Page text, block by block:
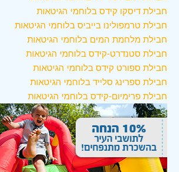
חבילת דיסקו קידס בלוחמי הגיטאות
חבילת טרמפולינו בייביס בלוחמי הגיטאות
חבילת מלחמת המים בלוחמי הגיטאות
חבילת סטנדרט-קידס בלוחמי הגיטאות
חבילת ספורט קידס בלוחמי הגיטאות
חבילת ספרינג סלייד בלוחמי הגיטאות
חבילת פרימיום-קידס בלוחמי הגיטאות